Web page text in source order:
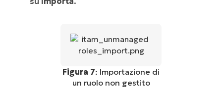
Figura 7: Importazione di
un ruolo non gestito